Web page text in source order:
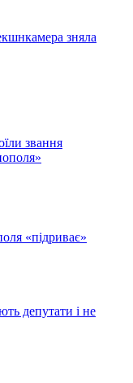
зняла
звання
«підриває»
депутати і не